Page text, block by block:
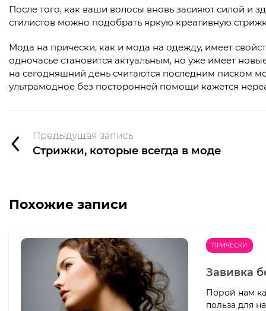
После того, как ваши волосы вновь засияют силой и
стилистов можно подобрать яркую креативную
Мода на прически, как и мода на одежду, имеет
одночасье становится актуальным, но уже имеет
на сегодняшний день считаются последним писком
ультрамодное без посторонней помощи кажется
Предыдущая запись
Стрижки, которые всегда в моде
Похожие записи
ПРИЧЕСКИ
Завивка
Порой нам
польза для